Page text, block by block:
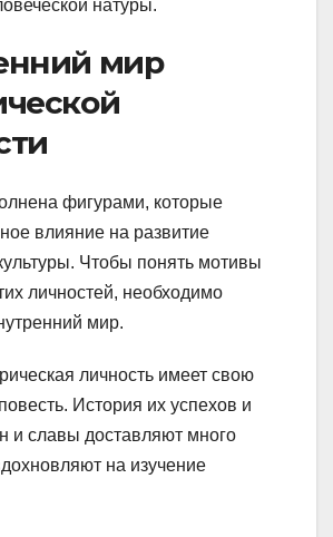
натуры.
мир
фигурами, которые
влияние на развитие
Чтобы понять мотивы
личностей, необходимо
мир.
личность имеет свою
История их успехов и
и славы доставляют много
на изучение